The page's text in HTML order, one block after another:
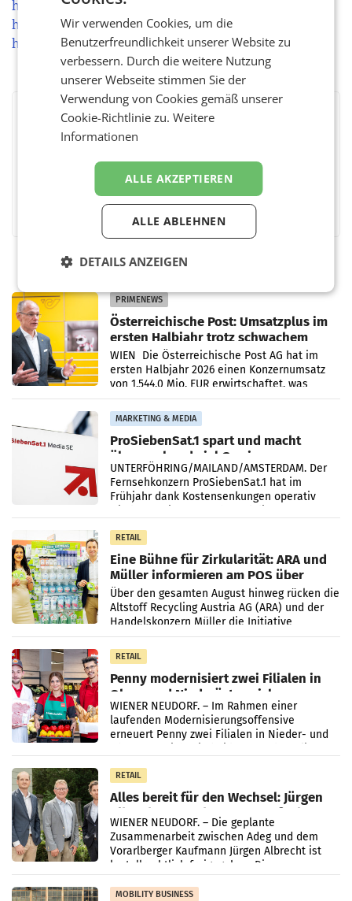
https://www.gruppe-am-park.at
https://www.instagram.com/salonverde.at
https://www.facebook.com/salonverdeofficial
BEWERTEN SIE DIESEN ARTIKEL
TwitterMessengerWhatsAppLinkedInXING Teilen
PRIMENEWS
Österreichische Post: Umsatzplus im
ersten Halbjahr trotz schwachem
Briefgeschäft
WIEN Die Österreichische Post AG hat im
ersten Halbjahr 2026 einen Konzernumsatz
von 1.544,0 Mio. EUR erwirtschaftet, was
einem Plus von 3,8 Prozent gegenüber dem
Vergleichszeitraum
MARKETING & MEDIA
ProSiebenSat.1 spart und macht
überraschend viel Gewinn
UNTERFÖHRING/MAILAND/AMSTERDAM. Der
Fernsehkonzern ProSiebenSat.1 hat im
Frühjahr dank Kostensenkungen operativ
RETAIL
Eine Bühne für Zirkularität: ARA und
Müller informieren am POS über
Kreislauffähigkeit
Über den gesamten August hinweg rücken die
Altstoff Recycling Austria AG (ARA) und der
Handelskonzern Müller die Initiative
„Kreislauf-Helden“ in allen österreichischen
Müller-Filialen
RETAIL
Penny modernisiert zwei Filialen in
Ober- und Niederösterreich
WIENER NEUDORF. – Im Rahmen einer
laufenden Modernisierungsoffensive
erneuert Penny zwei Filialen in Nieder- und
RETAIL
Alles bereit für den Wechsel: Jürgen
Albrecht setzt ab 1.1.2027 auf Adeg
WIENER NEUDORF. – Die geplante
Zusammenarbeit zwischen Adeg und dem
Vorarlberger Kaufmann Jürgen Albrecht ist
kartellrechtlich freigegeben: Die
Bundeswettbewerbsbehörde und der
Bundeskartellanwalt
MOBILITY BUSINESS
Wir verwenden Cookies, um die
Benutzerfreundlichkeit unserer Website zu
verbessern. Durch die weitere Nutzung
unserer Webseite stimmen Sie der
Verwendung von Cookies gemäß unserer
Cookie-Richtlinie zu.Weitere
Informationen
ALLE AKZEPTIEREN
ALLE ABLEHNEN
DETAILS ANZEIGEN